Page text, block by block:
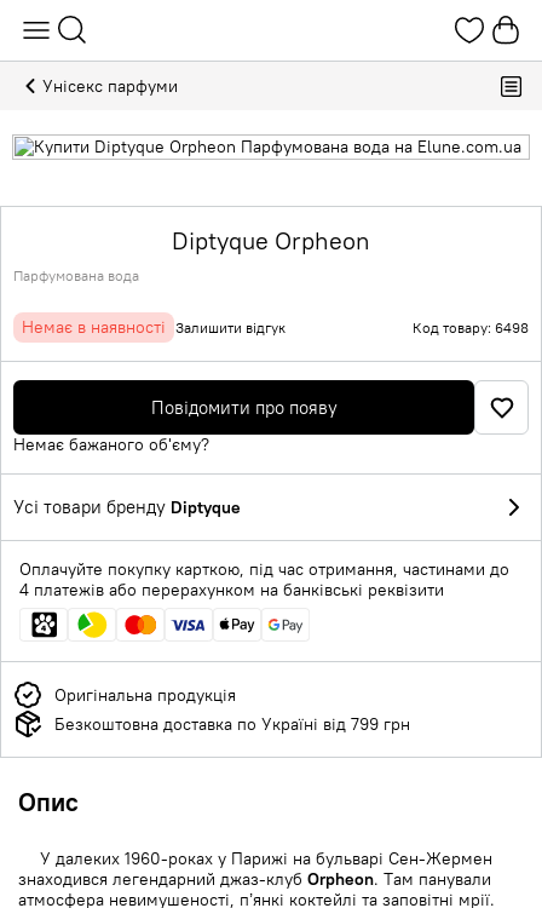
Унісекс парфуми
Diptyque Orpheon
Парфумована вода
Немає в наявності Залишити відгук Код товару: 6498
Повідомити про появу
Немає бажаного об'єму?
Усі товари бренду Diptyque
Оплачуйте покупку карткою, під час отримання, частинами до
4 платежів або перерахунком на банківські реквізити
Оригінальна продукція
Безкоштовна доставка по Україні від 799 грн
Опис
У далеких 1960-роках у Парижі на бульварі Сен-Жермен
знаходився легендарний джаз-клуб Orpheon. Там панували
атмосфера невимушеності, п’янкі коктейлі та заповітні мрії.